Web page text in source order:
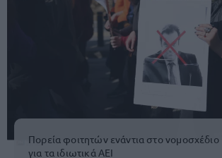
Πορεία φοιτητών ενάντια στο νομοσχέδιο
για τα ιδιωτικά ΑΕΙ